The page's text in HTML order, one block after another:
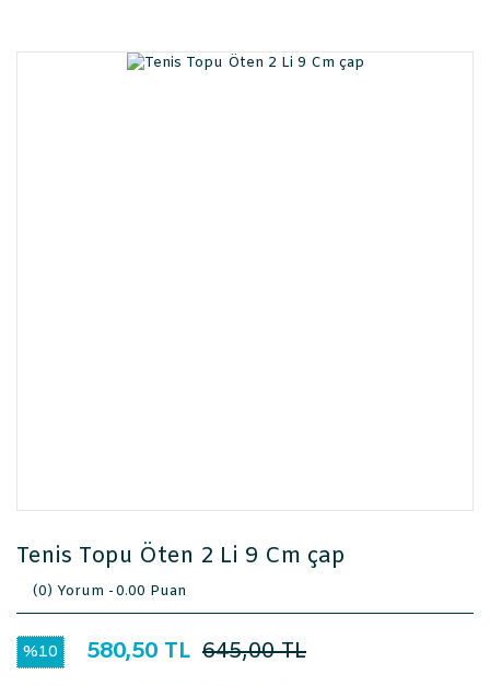
Tenis Topu Öten 2 Li 9 Cm çap
(0) Yorum -0.00 Puan
%10 580,50 TL 645,00 TL